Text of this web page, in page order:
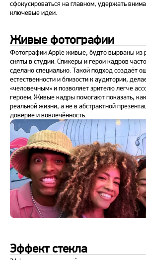
сфокусироваться на главном, удержать
ключевые идеи.
Живые фотографии
Фотографии Apple живые, будто вырваны из
сняты в студии. Спикеры и герои кадров
сделано специально. Такой подход создаёт
естественности и близости к аудитории,
«человечным» и позволяет зрителю легче
героем. Живые кадры помогают показать,
реальной жизни, а не в абстрактной
доверие и вовлечённость.
Эффект стекла